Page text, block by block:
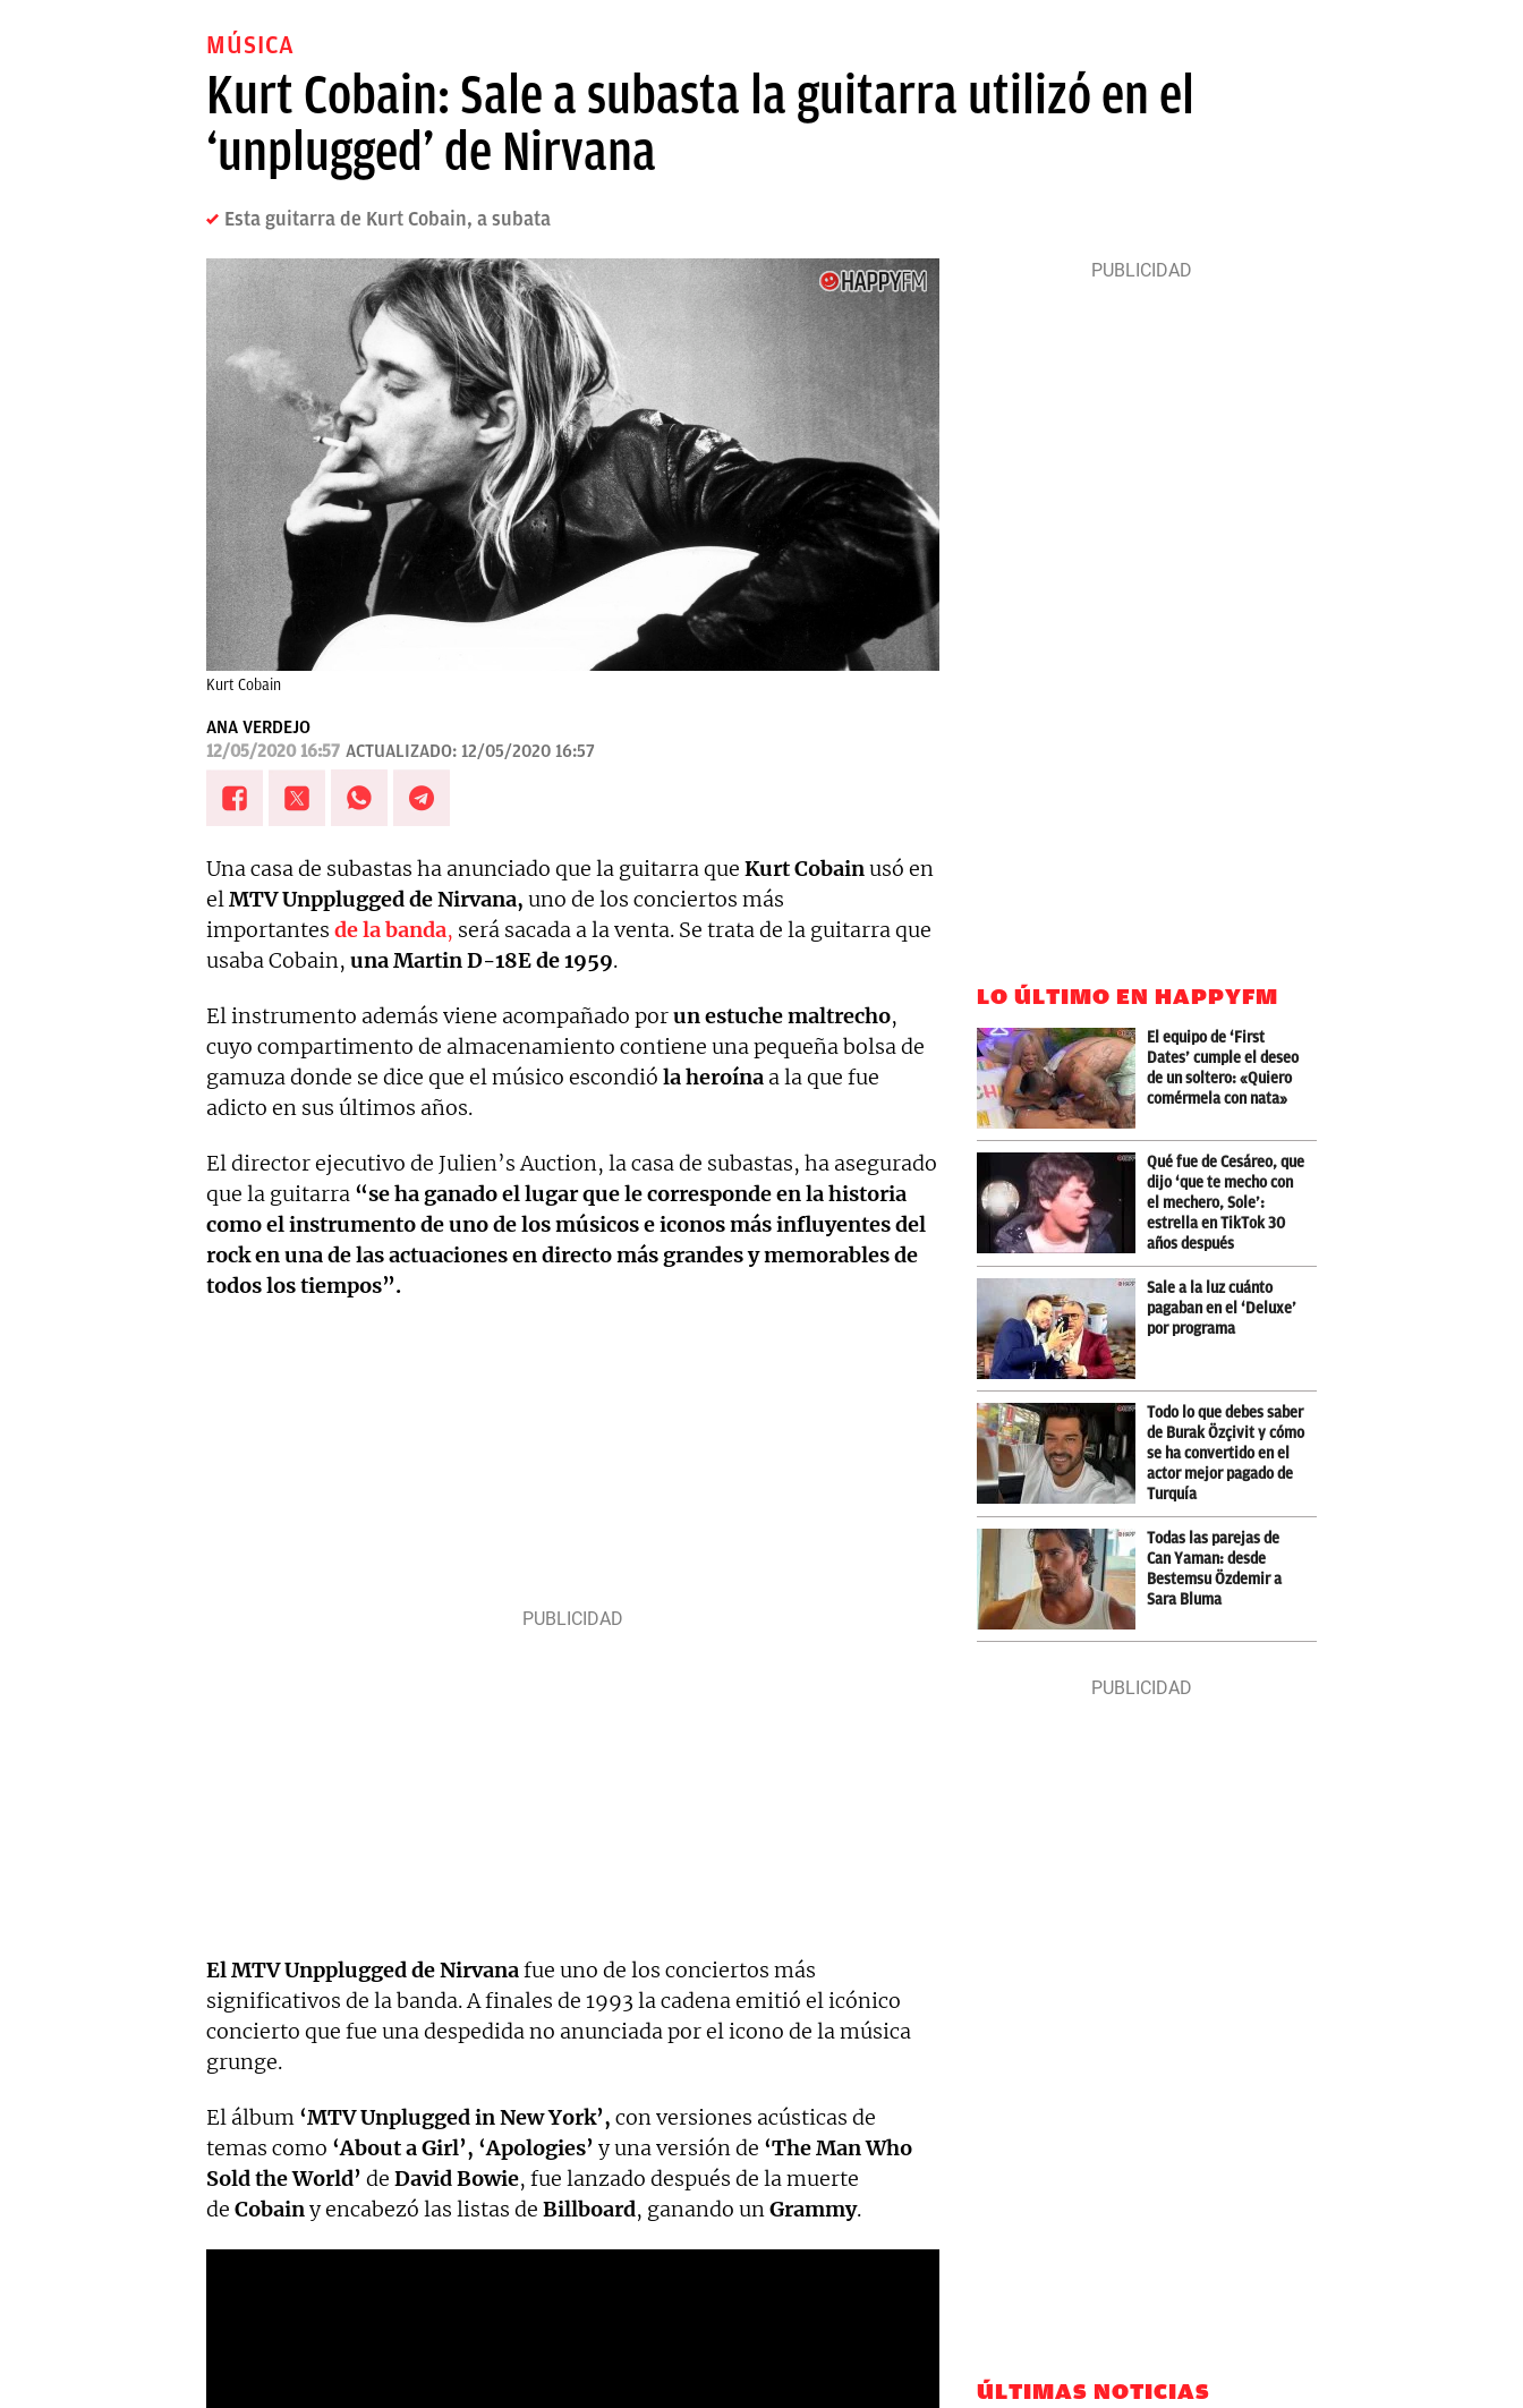
MÚSICA
Kurt Cobain: Sale a subasta la guitarra utilizó en el
‘unplugged’ de Nirvana
Esta guitarra de Kurt Cobain, a subata
Kurt Cobain
ANA VERDEJO
12/05/2020 16:57 ACTUALIZADO: 12/05/2020 16:57
Una casa de subastas ha anunciado que la guitarra que Kurt Cobainusó en
elMTV Unpplugged de Nirvana, uno de los conciertos más
importantes de la banda, será sacada a la venta. Se trata de la guitarra que
usaba Cobain, una Martin D-18E de 1959.
El instrumento además viene acompañado porun estuche maltrecho,
cuyo compartimento de almacenamiento contiene una pequeña bolsa de
gamuza donde se dice que el músico escondió la heroína a la que fue
adicto en sus últimos años.
El director ejecutivo de Julien’s Auction, la casa de subastas, ha asegurado
que la guitarra “se ha ganado el lugar que le corresponde en la historia
como el instrumento de uno de los músicos e iconos más influyentes del
rock en una de las actuaciones en directo más grandes y memorables de
todos los tiempos”.
El MTV Unpplugged de Nirvanafue uno de los conciertos más
significativos de la banda. A finales de 1993 la cadena emitió el icónico
concierto que fue una despedida no anunciada por el icono de la música
grunge.
El álbum ‘MTV Unplugged in New York’, con versiones acústicas de
temas como ‘About a Girl’, ‘Apologies’ y una versión de ‘The Man Who
Sold the World’ de David Bowie, fue lanzado después de la muerte
de Cobainy encabezó las listas de Billboard, ganando unGrammy.
LO ÚLTIMO EN HAPPYFM
El equipo de ‘First
Dates’ cumple el deseo
de un soltero: «Quiero
comérmela con nata»
Qué fue de Cesáreo, que
dijo ‘que te mecho con
el mechero, Sole’:
estrella en TikTok 30
años después
Sale a la luz cuánto
pagaban en el ‘Deluxe’
por programa
Todo lo que debes saber
de Burak Özçivit y cómo
se ha convertido en el
actor mejor pagado de
Turquía
Todas las parejas de
Can Yaman: desde
Bestemsu Özdemir a
Sara Bluma
ÚLTIMAS NOTICIAS